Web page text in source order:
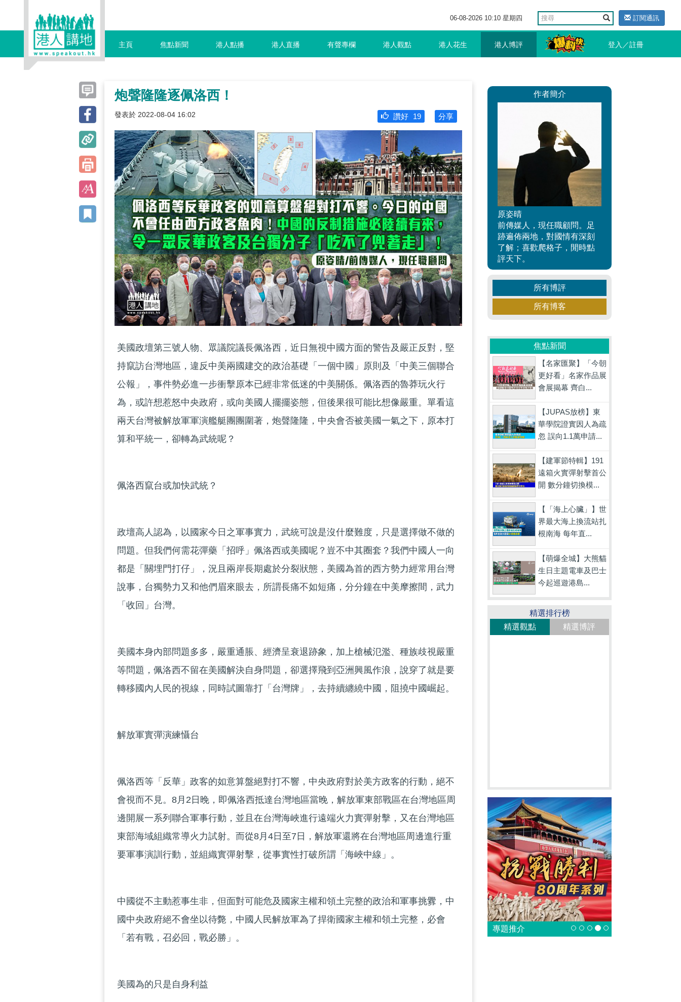
06-08-2026 10:10 星期四 訂閱通訊
主頁 焦點新聞 港人點播 港人直播 有聲專欄 港人觀點 港人花生 港人博評 登入／註冊
炮聲隆隆逐佩洛西！
發表於 2022-08-04 16:02 分享
讚好 19
美國政壇第三號人物、眾議院議長佩洛西，近日無視中國方面的警告及嚴正反對，堅
持竄訪台灣地區，違反中美兩國建交的政治基礎「一個中國」原則及「中美三個聯合
公報」，事件勢必進一步衝擊原本已經非常低迷的中美關係。佩洛西的魯莽玩火行
為，或許想惹怒中央政府，或向美國人擺擺姿態，但後果很可能比想像嚴重。單看這
兩天台灣被解放軍軍演艦艇團團圍著，炮聲隆隆，中央會否被美國一氣之下，原本打
算和平統一，卻轉為武統呢？
佩洛西竄台或加快武統？
政壇高人認為，以國家今日之軍事實力，武統可說是沒什麼難度，只是選擇做不做的
問題。但我們何需花彈藥「招呼」佩洛西或美國呢？豈不中其圈套？我們中國人一向
都是「關埋門打仔」，況且兩岸長期處於分裂狀態，美國為首的西方勢力經常用台灣
說事，台獨勢力又和他們眉來眼去，所謂長痛不如短痛，分分鐘在中美摩擦間，武力
「收回」台灣。
美國本身內部問題多多，嚴重通脹、經濟呈衰退跡象，加上槍械氾濫、種族歧視嚴重
等問題，佩洛西不留在美國解決自身問題，卻選擇飛到亞洲興風作浪，說穿了就是要
轉移國內人民的視線，同時試圖靠打「台灣牌」，去持續纏繞中國，阻撓中國崛起。
解放軍實彈演練懾台
佩洛西等「反華」政客的如意算盤絕對打不響，中央政府對於美方政客的行動，絕不
會視而不見。8月2日晚，即佩洛西抵達台灣地區當晚，解放軍東部戰區在台灣地區周
邊開展一系列聯合軍事行動，並且在台灣海峽進行遠端火力實彈射擊，又在台灣地區
東部海域組織常導火力試射。而從8月4日至7日，解放軍還將在台灣地區周邊進行重
要軍事演訓行動，並組織實彈射擊，從事實性打破所謂「海峽中線」。
中國從不主動惹事生非，但面對可能危及國家主權和領土完整的政治和軍事挑釁，中
國中央政府絕不會坐以待斃，中國人民解放軍為了捍衛國家主權和領土完整，必會
「若有戰，召必回，戰必勝」。
美國為的只是自身利益
作者簡介
原姿晴
前傳媒人，現任職顧問。足
跡遍佈兩地，對國情有深刻
了解；喜歡爬格子，閒時點
評天下。
所有博評
所有博客
焦點新聞
【名家匯聚】「今朝
更好看」名家作品展
會展揭幕 齊白...
【JUPAS放榜】東
華學院證實因人為疏
忽 誤向1.1萬申請...
【建軍節特輯】191
遠箱火實彈射擊首公
開 數分鐘切換模...
【「海上心臟」】世
界最大海上換流站扎
根南海 每年直...
【萌爆全城】大熊貓
生日主題電車及巴士
今起巡遊港島...
精選排行榜
精選觀點
精選博評
專題推介